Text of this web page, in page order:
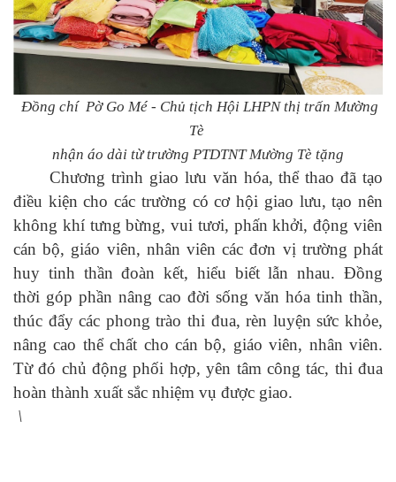
Đồng chí Pờ Go Mé - Chủ tịch Hội LHPN thị trấn Mường
Tè
nhận áo dài từ trường PTDTNT Mường Tè tặng
Chương trình giao lưu văn hóa, thể thao đã tạo
điều kiện cho các trường có cơ hội giao lưu,tạo nên
không khí tưng bừng, vui tươi, phấn khởi, động viên
cán bộ, giáo viên, nhân viên các đơn vị trường phát
huy tinh thần đoàn kết, hiểu biết lẫn nhau. Đồng
thời góp phần nâng cao đời sống văn hóa tinh thần,
thúc đẩy các phong trào thi đua, rèn luyện sức khỏe,
nâng cao thể chất cho cán bộ, giáo viên, nhân viên.
Từ đó chủ động phối hợp, yên tâm công tác, thi đua
hoàn thành xuất sắc nhiệm vụ được giao.
\